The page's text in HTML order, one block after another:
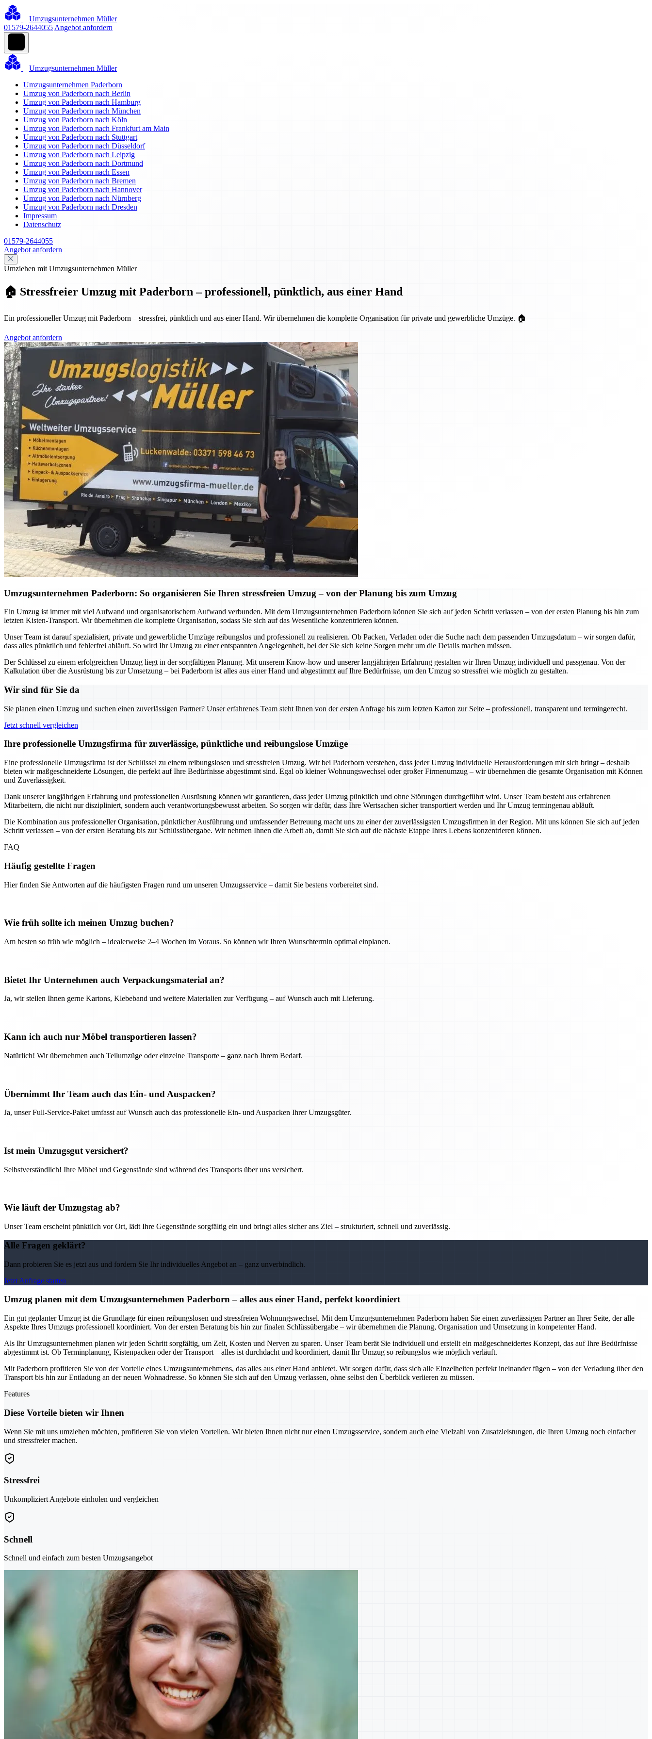
Umzugsunternehmen Müller
01579-2644055 Angebot anfordern
Umzugsunternehmen Müller
Umzugsunternehmen Paderborn
Umzug von Paderborn nach Berlin
Umzug von Paderborn nach Hamburg
Umzug von Paderborn nach München
Umzug von Paderborn nach Köln
Umzug von Paderborn nach Frankfurt am Main
Umzug von Paderborn nach Stuttgart
Umzug von Paderborn nach Düsseldorf
Umzug von Paderborn nach Leipzig
Umzug von Paderborn nach Dortmund
Umzug von Paderborn nach Essen
Umzug von Paderborn nach Bremen
Umzug von Paderborn nach Hannover
Umzug von Paderborn nach Nürnberg
Umzug von Paderborn nach Dresden
Impressum
Datenschutz
01579-2644055
Angebot anfordern
Umziehen mit Umzugsunternehmen Müller
🏠 Stressfreier Umzug mit Paderborn – professionell, pünktlich, aus einer Hand
Ein professioneller Umzug mit Paderborn – stressfrei, pünktlich und aus einer Hand. Wir übernehmen die komplette Organisation für private und gewerbliche Umzüge. 🏠
Angebot anfordern
Umzugsunternehmen Paderborn: So organisieren Sie Ihren stressfreien Umzug – von der Planung bis zum Umzug
Ein Umzug ist immer mit viel Aufwand und organisatorischem Aufwand verbunden. Mit dem Umzugsunternehmen Paderborn können Sie sich auf jeden Schritt verlassen – von der ersten Planung bis hin zum
letzten Kisten-Transport. Wir übernehmen die komplette Organisation, sodass Sie sich auf das Wesentliche konzentrieren können.
Unser Team ist darauf spezialisiert, private und gewerbliche Umzüge reibungslos und professionell zu realisieren. Ob Packen, Verladen oder die Suche nach dem passenden Umzugsdatum – wir sorgen dafür,
dass alles pünktlich und fehlerfrei abläuft. So wird Ihr Umzug zu einer entspannten Angelegenheit, bei der Sie sich keine Sorgen mehr um die Details machen müssen.
Der Schlüssel zu einem erfolgreichen Umzug liegt in der sorgfältigen Planung. Mit unserem Know-how und unserer langjährigen Erfahrung gestalten wir Ihren Umzug individuell und passgenau. Von der
Kalkulation über die Ausrüstung bis zur Umsetzung – bei Paderborn ist alles aus einer Hand und abgestimmt auf Ihre Bedürfnisse, um den Umzug so stressfrei wie möglich zu gestalten.
Wir sind für Sie da
Sie planen einen Umzug und suchen einen zuverlässigen Partner? Unser erfahrenes Team steht Ihnen von der ersten Anfrage bis zum letzten Karton zur Seite – professionell, transparent und termingerecht.
Jetzt schnell vergleichen
Ihre professionelle Umzugsfirma für zuverlässige, pünktliche und reibungslose Umzüge
Eine professionelle Umzugsfirma ist der Schlüssel zu einem reibungslosen und stressfreien Umzug. Wir bei Paderborn verstehen, dass jeder Umzug individuelle Herausforderungen mit sich bringt – deshalb
bieten wir maßgeschneiderte Lösungen, die perfekt auf Ihre Bedürfnisse abgestimmt sind. Egal ob kleiner Wohnungswechsel oder großer Firmenumzug – wir übernehmen die gesamte Organisation mit Können
und Zuverlässigkeit.
Dank unserer langjährigen Erfahrung und professionellen Ausrüstung können wir garantieren, dass jeder Umzug pünktlich und ohne Störungen durchgeführt wird. Unser Team besteht aus erfahrenen
Mitarbeitern, die nicht nur diszipliniert, sondern auch verantwortungsbewusst arbeiten. So sorgen wir dafür, dass Ihre Wertsachen sicher transportiert werden und Ihr Umzug termingenau abläuft.
Die Kombination aus professioneller Organisation, pünktlicher Ausführung und umfassender Betreuung macht uns zu einer der zuverlässigsten Umzugsfirmen in der Region. Mit uns können Sie sich auf jeden
Schritt verlassen – von der ersten Beratung bis zur Schlüssübergabe. Wir nehmen Ihnen die Arbeit ab, damit Sie sich auf die nächste Etappe Ihres Lebens konzentrieren können.
FAQ
Häufig gestellte Fragen
Hier finden Sie Antworten auf die häufigsten Fragen rund um unseren Umzugsservice – damit Sie bestens vorbereitet sind.
Wie früh sollte ich meinen Umzug buchen?
Am besten so früh wie möglich – idealerweise 2–4 Wochen im Voraus. So können wir Ihren Wunschtermin optimal einplanen.
Bietet Ihr Unternehmen auch Verpackungsmaterial an?
Ja, wir stellen Ihnen gerne Kartons, Klebeband und weitere Materialien zur Verfügung – auf Wunsch auch mit Lieferung.
Kann ich auch nur Möbel transportieren lassen?
Natürlich! Wir übernehmen auch Teilumzüge oder einzelne Transporte – ganz nach Ihrem Bedarf.
Übernimmt Ihr Team auch das Ein- und Auspacken?
Ja, unser Full-Service-Paket umfasst auf Wunsch auch das professionelle Ein- und Auspacken Ihrer Umzugsgüter.
Ist mein Umzugsgut versichert?
Selbstverständlich! Ihre Möbel und Gegenstände sind während des Transports über uns versichert.
Wie läuft der Umzugstag ab?
Unser Team erscheint pünktlich vor Ort, lädt Ihre Gegenstände sorgfältig ein und bringt alles sicher ans Ziel – strukturiert, schnell und zuverlässig.
Alle Fragen geklärt?
Dann probieren Sie es jetzt aus und fordern Sie Ihr individuelles Angebot an – ganz unverbindlich.
Jetzt Anfrage starten
Umzug planen mit dem Umzugsunternehmen Paderborn – alles aus einer Hand, perfekt koordiniert
Ein gut geplanter Umzug ist die Grundlage für einen reibungslosen und stressfreien Wohnungswechsel. Mit dem Umzugsunternehmen Paderborn haben Sie einen zuverlässigen Partner an Ihrer Seite, der alle
Aspekte Ihres Umzugs professionell koordiniert. Von der ersten Beratung bis hin zur finalen Schlüssübergabe – wir übernehmen die Planung, Organisation und Umsetzung in kompetenter Hand.
Als Ihr Umzugsunternehmen planen wir jeden Schritt sorgfältig, um Zeit, Kosten und Nerven zu sparen. Unser Team berät Sie individuell und erstellt ein maßgeschneidertes Konzept, das auf Ihre Bedürfnisse
abgestimmt ist. Ob Terminplanung, Kistenpacken oder der Transport – alles ist durchdacht und koordiniert, damit Ihr Umzug so reibungslos wie möglich verläuft.
Mit Paderborn profitieren Sie von der Vorteile eines Umzugsunternehmens, das alles aus einer Hand anbietet. Wir sorgen dafür, dass sich alle Einzelheiten perfekt ineinander fügen – von der Verladung über den
Transport bis hin zur Entladung an der neuen Wohnadresse. So können Sie sich auf den Umzug verlassen, ohne selbst den Überblick verlieren zu müssen.
Features
Diese Vorteile bieten wir Ihnen
Wenn Sie mit uns umziehen möchten, profitieren Sie von vielen Vorteilen. Wir bieten Ihnen nicht nur einen Umzugsservice, sondern auch eine Vielzahl von Zusatzleistungen, die Ihren Umzug noch einfacher
und stressfreier machen.
Stressfrei
Unkompliziert Angebote einholen und vergleichen
Schnell
Schnell und einfach zum besten Umzugsangebot